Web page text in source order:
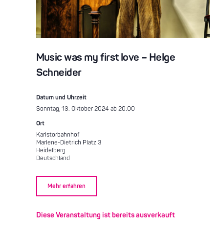
Music was my first love – Helge
Schneider
Datum und Uhrzeit
Sonntag, 13. Oktober 2024 ab 20:00
Ort
Karlstorbahnhof
Marlene-Dietrich Platz 3
Heidelberg
Deutschland
Mehr erfahren
Diese Veranstaltung ist bereits ausverkauft